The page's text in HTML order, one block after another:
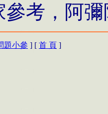
參考，阿
題小參 ] [ 首 頁 ]